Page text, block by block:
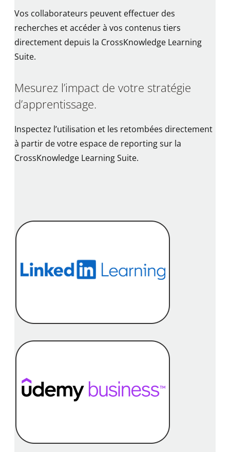
Vos collaborateurs peuvent effectuer des
recherches et accéder à vos contenus tiers
directement depuis la CrossKnowledge Learning
Suite.
Mesurez l’impact de votre stratégie
d’apprentissage.
Inspectez l’utilisation et les retombées directement
à partir de votre espace de reporting sur la
CrossKnowledge Learning Suite.